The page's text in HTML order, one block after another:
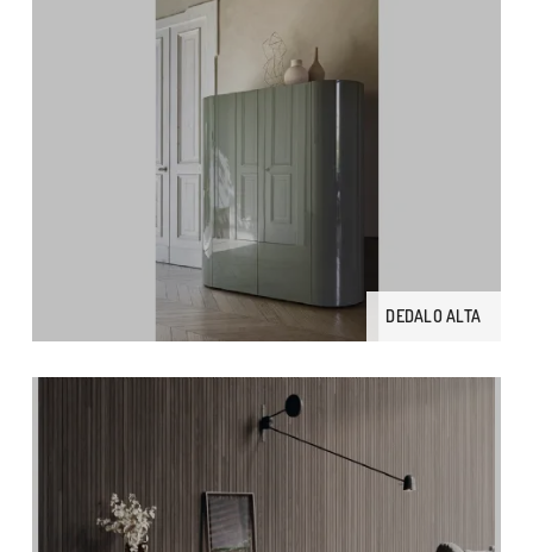
DEDALO ALTA